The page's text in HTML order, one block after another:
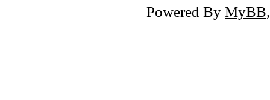
Powered By MyBB